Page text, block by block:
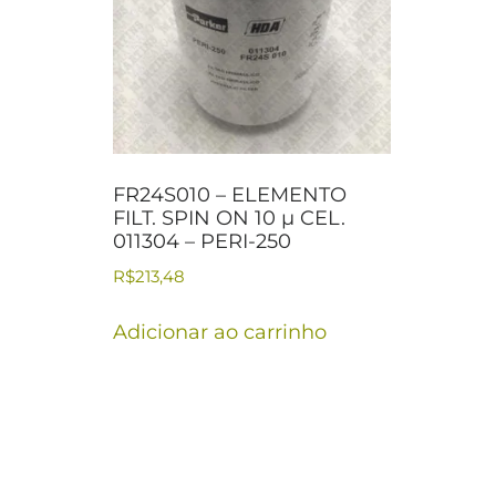
FR24S010 – ELEMENTO
FILT. SPIN ON 10 µ CEL.
011304 – PERI-250
R$213,48
Adicionar ao carrinho